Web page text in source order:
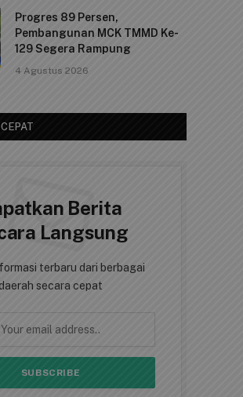
Progres 89 Persen,
Pembangunan MCK TMMD Ke-
129 Segera Rampung
4 Agustus 2026
Berita
Langsung
terbaru dari berbagai
secara cepat